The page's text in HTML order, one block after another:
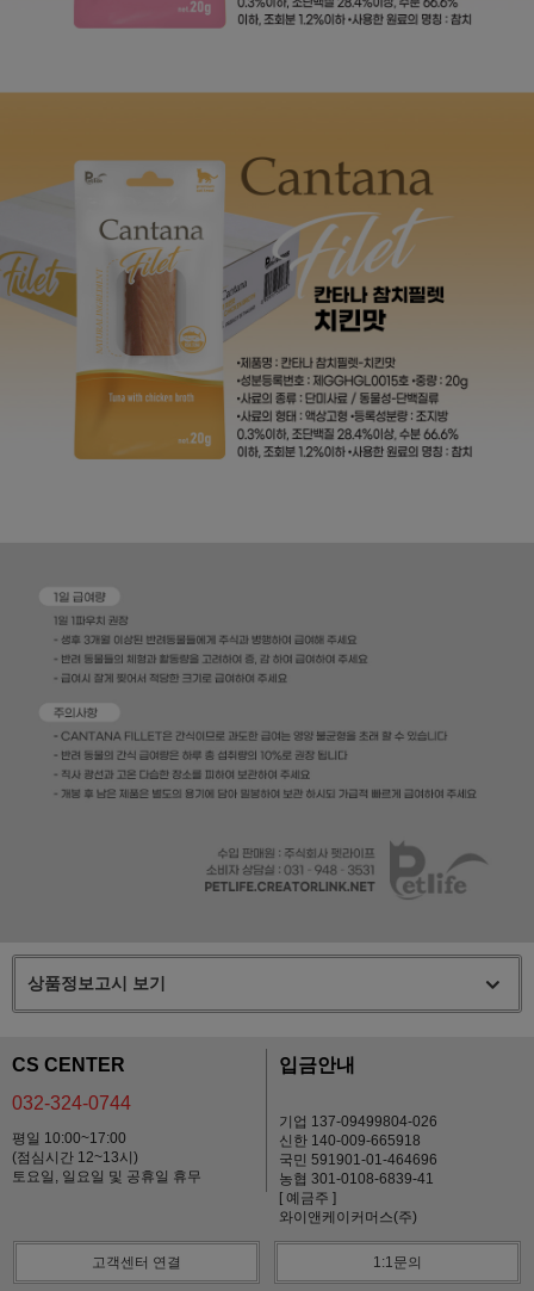
상품정보고시 보기
CS CENTER
032-324-0744
평일 10:00~17:00
(점심시간 12~13시)
토요일, 일요일 및 공휴일 휴무
입금안내
기업 137-09499804-026
신한 140-009-665918
국민 591901-01-464696
농협 301-0108-6839-41
[ 예금주 ]
와이앤케이커머스(주)
고객센터 연결 1:1문의